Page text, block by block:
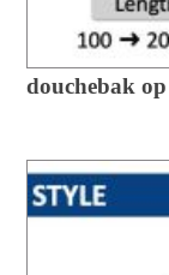
douchebak